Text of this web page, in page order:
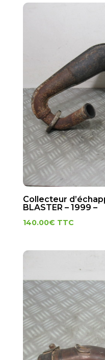
Collecteur
BLASTER – 1999 –
140.00€ TTC